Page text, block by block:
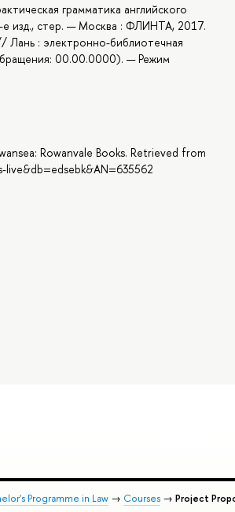
грамматика английского
изд., стер. — Москва : ФЛИНТА, 2017.
: электронно-библиотечная
00.00.0000). — Режим
Rowanvale Books. Retrieved from
Programme in Law→ Courses→ Project